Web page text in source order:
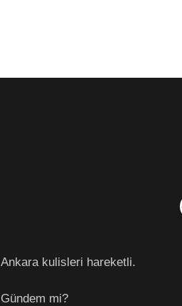
Ankara kulisleri hareketli.
Gündem mi?